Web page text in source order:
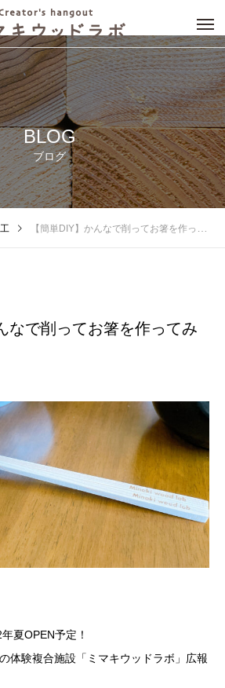
BLOG
ブログ
【簡単DIY】かんなで削ってお箸を作ってみた♪
なで削ってお箸を作ってみ
夏OPEN予定！
体験複合施設「ミマキウッドラボ」広報